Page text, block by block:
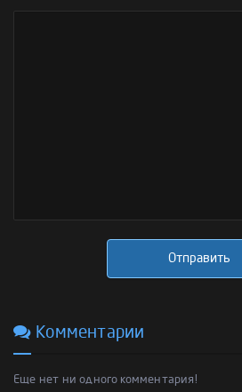
Отправить
Комментарии
Еще нет ни одного комментария!